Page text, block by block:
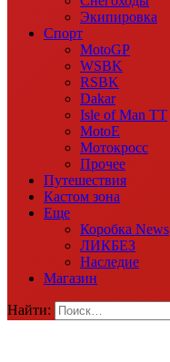
Экипировка
Спорт
MotoGP
WSBK
RSBK
Dakar
Isle of Man TT
MotoE
Мотокросс
Прочее
Путешествия
Кастом зона
Еще
Коробка News
ЛИКБЕЗ
Наследие
Магазин
Найти: